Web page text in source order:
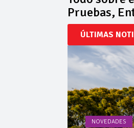
Pruebas,
ÚLTIMAS
NOVEDADES